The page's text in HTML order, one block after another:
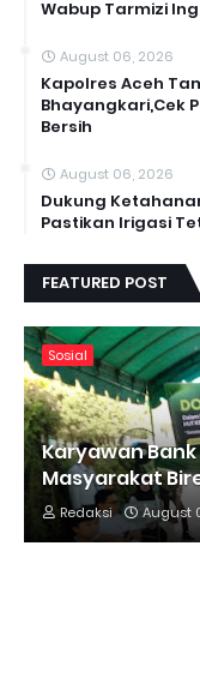
Wabup Tarmizi
August 06, 2026
Kapolres Aceh
Bhayangkari,Cek
Bersih
August 06, 2026
Dukung
Pastikan Irigasi
FEATURED POST
Sosial
Karyawan
Masyarakat
Redaksi August